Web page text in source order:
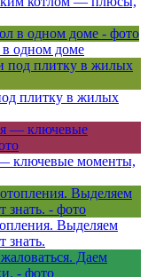
одном доме
плитку в жилых
ключевые моменты,
Выделяем
знать.